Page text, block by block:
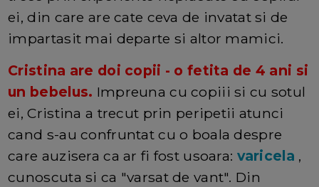
ei, din care are cate ceva de invatat si de
impartasit mai departe si altor mamici.
Cristina are doi copii - o fetita de 4 ani si
un bebelus. Impreuna cu copiii si cu sotul
ei, Cristina a trecut prin peripetii atunci
cand s-au confruntat cu o boala despre
care auzisera ca ar fi fost usoara: varicela ,
cunoscuta si ca "varsat de vant". Din